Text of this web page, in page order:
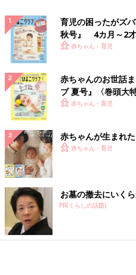
育児の困ったがズ
秋号』 4カ月～2才
いっぱい！
赤ちゃん・育児
赤ちゃんのお世話
ブ 夏号』〈巻頭大
く！ おっぱい・ミ
赤ちゃん・育児
赤ちゃんが生まれ
赤ちゃん・育児
お墓の撤去にいく
PR(くらしの話題)